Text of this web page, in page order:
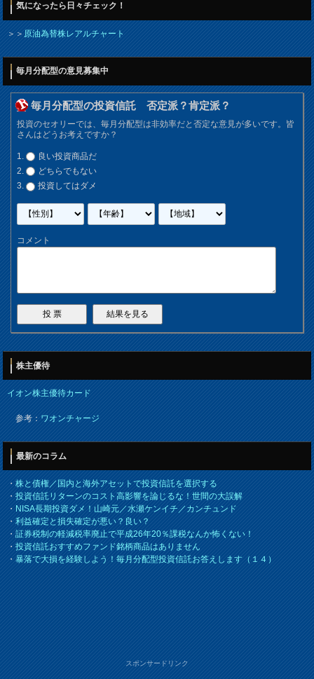
気になったら日々チェック！
＞＞原油為替株レアルチャート
毎月分配型の意見募集中
毎月分配型の投資信託 否定派？肯定派？
投資のセオリーでは、毎月分配型は非効率だと否定な意見が多いです。皆
さんはどうお考えですか？
良い投資商品だ
どちらでもない
投資してはダメ
コメント
株主優待
イオン株主優待カード
参考：ワオンチャージ
最新のコラム
・株と債権／国内と海外アセットで投資信託を選択する
・投資信託リターンのコスト高影響を論じるな！世間の大誤解
・NISA長期投資ダメ！山崎元／水瀬ケンイチ／カンチュンド
・利益確定と損失確定が悪い？良い？
・証券税制の軽減税率廃止で平成26年20％課税なんか怖くない！
・投資信託おすすめファンド銘柄商品はありません
・暴落で大損を経験しよう！毎月分配型投資信託お答えします（１４）
スポンサードリンク